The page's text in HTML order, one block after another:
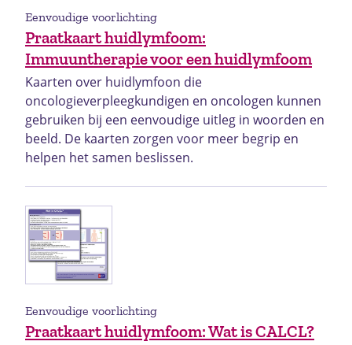
Praatkaart huidlymfoom:
Immuuntherapie voor een huidlymfoom
Eenvoudige voorlichting
Kaarten over huidlymfoon die
oncologieverpleegkundigen en oncologen kunnen
gebruiken bij een eenvoudige uitleg in woorden en
beeld. De kaarten zorgen voor meer begrip en
helpen het samen beslissen.
Praatkaart huidlymfoom: Wat is CALCL?
Eenvoudige voorlichting